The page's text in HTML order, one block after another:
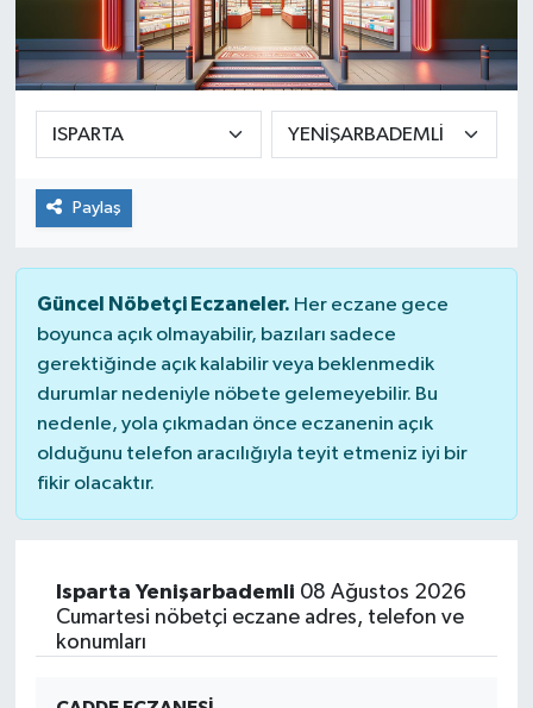
Paylaş
Güncel Nöbetçi Eczaneler. Her eczane gece
boyunca açık olmayabilir, bazıları sadece
gerektiğinde açık kalabilir veya beklenmedik
durumlar nedeniyle nöbete gelemeyebilir. Bu
nedenle, yola çıkmadan önce eczanenin açık
olduğunu telefon aracılığıyla teyit etmeniz iyi bir
fikir olacaktır.
Isparta Yenişarbademli 08 Ağustos 2026
Cumartesi nöbetçi eczane adres, telefon ve
konumları